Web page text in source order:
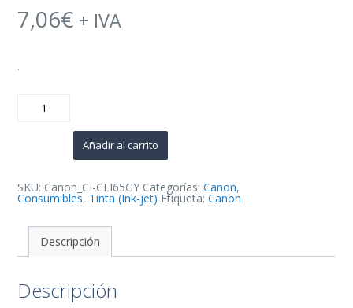
7,06€ + IVA
.
CLI65
Reemplaza
4219C001
Añadir al carrito
SKU: Canon_CI-CLI65GY Categorías:Canon,
Consumibles, Tinta (Ink-jet) Etiqueta:Canon
Descripción
Descripción